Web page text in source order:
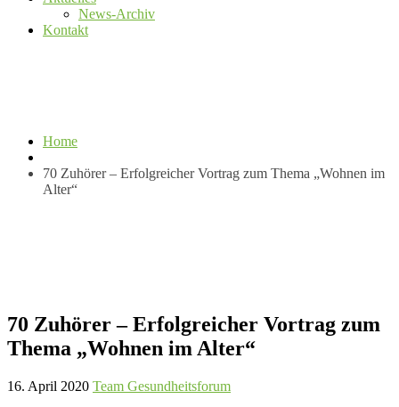
News-Archiv
Kontakt
Home
70 Zuhörer – Erfolgreicher Vortrag zum Thema „Wohnen im
Alter“
70 Zuhörer – Erfolgreicher Vortrag zum
Thema „Wohnen im Alter“
16. April 2020 Team Gesundheitsforum